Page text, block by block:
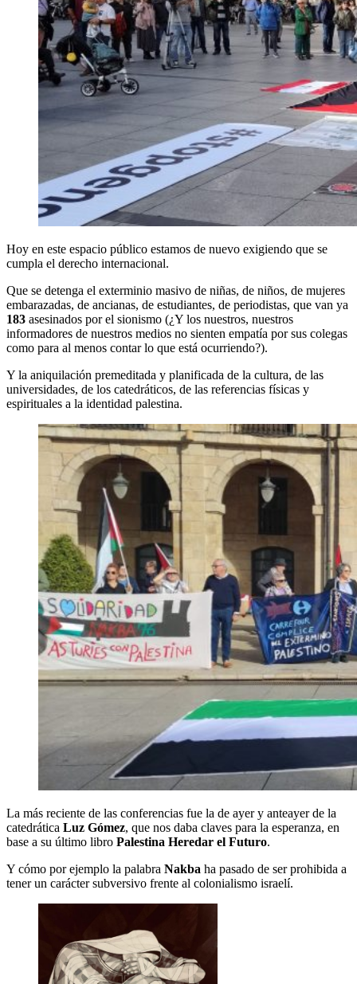
Hoy en este espacio público estamos de nuevo exigiendo que se
cumpla el derecho internacional.
Que se detenga el exterminio masivo de niñas, de niños, de mujeres
embarazadas, de ancianas, de estudiantes, de periodistas, que van ya
183 asesinados por el sionismo (¿Y los nuestros, nuestros
informadores de nuestros medios no sienten empatía por sus colegas
como para al menos contar lo que está ocurriendo?).
Y la aniquilación premeditada y planificada de la cultura, de las
universidades, de los catedráticos, de las referencias físicas y
espirituales a la identidad palestina.
La más reciente de las conferencias fue la de ayer y anteayer de la
catedrática Luz Gómez, que nos daba claves para la esperanza, en
base a su último libro Palestina Heredar el Futuro.
Y cómo por ejemplo la palabra Nakba ha pasado de ser prohibida a
tener un carácter subversivo frente al colonialismo israelí.